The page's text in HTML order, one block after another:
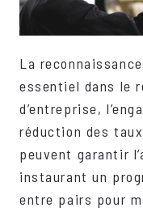
La
essentiel dans le
d’entreprise,
réduction des
peuvent garantir
instaurant un
entre pairs pour